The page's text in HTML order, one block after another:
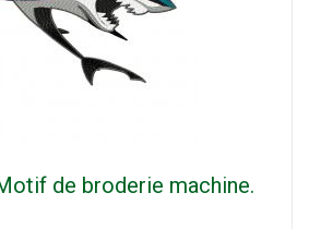
de broderie machine.